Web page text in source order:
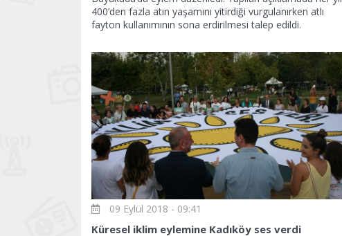
400’den fazla atın yaşamını yitirdiği vurgulanırken atlı
fayton kullanımının sona erdirilmesi talep edildi.
09 Eylül 2018 - 09:41
Küresel iklim eylemine Kadıköy ses verdi